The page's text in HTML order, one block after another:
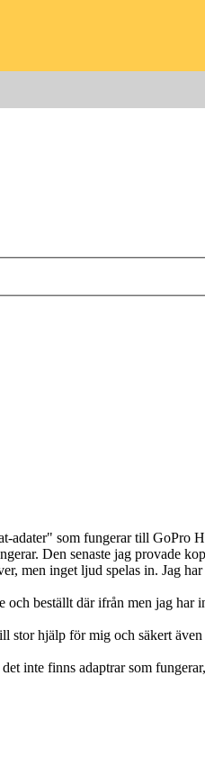
adater" som fungerar till GoPro
Den senaste jag provade
men inget ljud spelas in. Jag
beställt där ifrån men jag
stor hjälp för mig och säkert
inte finns adaptrar som